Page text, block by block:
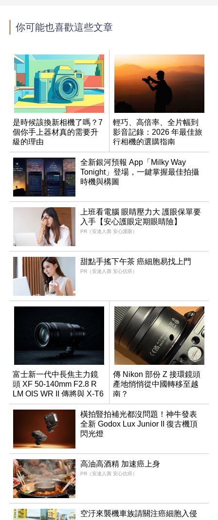
你可能也喜歡這些文章
是時候該換新相機了嗎？7
個你手上器材真的需要升
級的理由
輕巧、高倍率、全片幅到
影音記錄：2026 年最佳旅
行相機的選購指南
全新銀河預報 App「Milky Way
Tonight」登場，一鍵掌握最佳拍攝
時機與構圖
上班看電腦 眼睛壓力大 護眼保單要
入手【安心護眼定期眼睛險】
PR（安達人壽 安心護眼）
甜點手搖下午茶 癌細胞易找上門
PR（安達人壽 安心抗癌）
富士新一代中長焦主力鏡
頭 XF 50-140mm F2.8 R
LM OIS WR II 傳將與 X-T6
同步亮相
傳 Nikon 部份 Z 接環鏡頭
產地悄悄從中國轉移至越
南？
橫拍豎拍補光都沒問題！神牛發表
全新 Godox Lux Junior II 復古機頂
閃光燈
高油高酒精 加速癌上身
PR（安達人壽 安心抗癌）
空汙來襲機車族請關注癌細胞入侵